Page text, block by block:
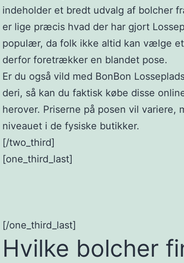
indeholder et bredt udvalg af bolcher
er lige præcis hvad der har gjort
populær, da folk ikke altid kan vælge
derfor foretrækker en blandet pose.
Er du også vild med BonBon
deri, så kan du faktisk købe disse
herover. Priserne på posen vil variere,
niveauet i de fysiske butikker.
[/two_third]
[one_third_last]
[/one_third_last]
Hvilke bolcher